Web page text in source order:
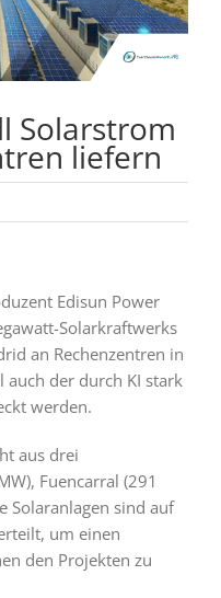
Solarstrom
liefern
Edisun Power
Solarkraftwerks
an Rechenzentren in
auch der durch KI stark
werden.
aus drei
Fuencarral (291
Solaranlagen sind auf
um einen
den Projekten zu